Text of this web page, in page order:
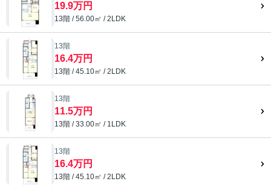
19.9万円
13階 / 56.00㎡ / 2LDK
13階
16.4万円
13階 / 45.10㎡ / 2LDK
13階
11.5万円
13階 / 33.00㎡ / 1LDK
13階
16.4万円
13階 / 45.10㎡ / 2LDK